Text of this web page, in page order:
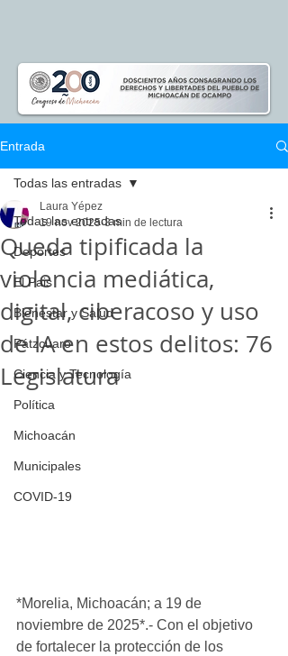
Entrada
Todas las entradas
Deportes
El Pais
Bienestar y Salud
Pátzcuaro
Ciencia y Tecnología
Política
Michoacán
Municipales
COVID-19
Todas las entradas
Queda tipificada la
violencia mediática,
digital, ciberacoso y uso
de IA en estos delitos: 76
Legislatura
Laura Yépez
19 nov 2025 3 min de lectura
*Morelia, Michoacán; a 19 de
noviembre de 2025*.- Con el objetivo
de fortalecer la protección de los